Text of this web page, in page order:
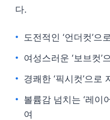
다.
도전적인 ‘언더컷’으
여성스러운 ‘보브컷’
경쾌한 ‘픽시컷’으로
볼륨감 넘치는 ‘레이
여